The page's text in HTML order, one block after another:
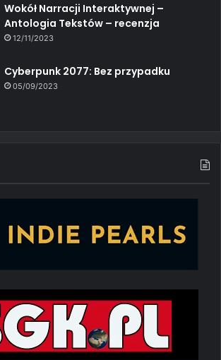
Wokół Narracji Interaktywnej –
Antologia Tekstów – recenzja
12/11/2023
Cyberpunk 2077: Bez przypadku
05/09/2023